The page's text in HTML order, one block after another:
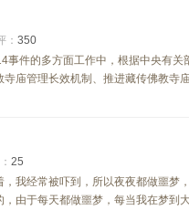
： 350
事件的多方面工作中，根据中央有关
庙管理长效机制、推进藏传佛教寺
25
我经常被吓到，所以夜夜都做噩梦
由于每天都做噩梦，每当我在梦到